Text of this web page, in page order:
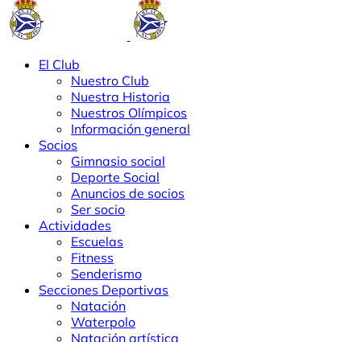
El Club
Nuestro Club
Nuestra Historia
Nuestros Olímpicos
Información general
Socios
Gimnasio social
Deporte Social
Anuncios de socios
Ser socio
Actividades
Escuelas
Fitness
Senderismo
Secciones Deportivas
Natación
Waterpolo
Natación artística